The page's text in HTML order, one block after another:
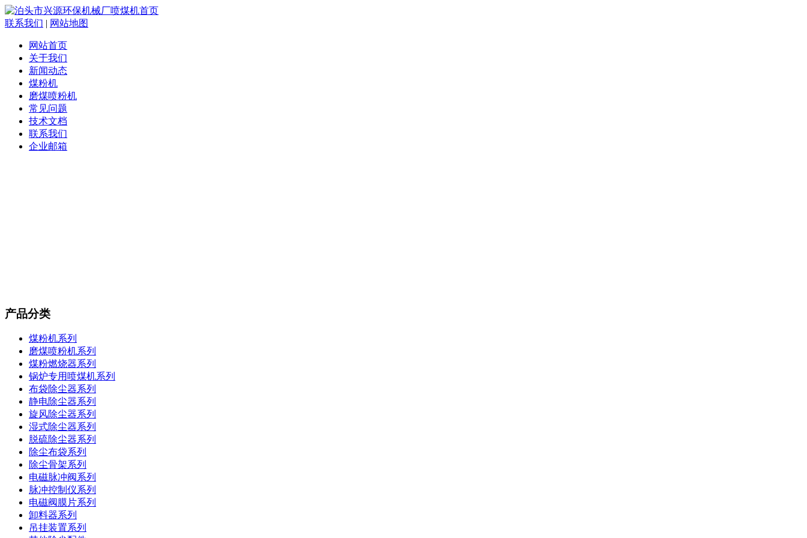
联系我们 | 网站地图
网站首页
关于我们
新闻动态
煤粉机
磨煤喷粉机
常见问题
技术文档
联系我们
企业邮箱
产品分类
煤粉机系列
磨煤喷粉机系列
煤粉燃烧器系列
锅炉专用喷煤机系列
布袋除尘器系列
静电除尘器系列
旋风除尘器系列
湿式除尘器系列
脱硫除尘器系列
除尘布袋系列
除尘骨架系列
电磁脉冲阀系列
脉冲控制仪系列
电磁阀膜片系列
卸料器系列
吊挂装置系列